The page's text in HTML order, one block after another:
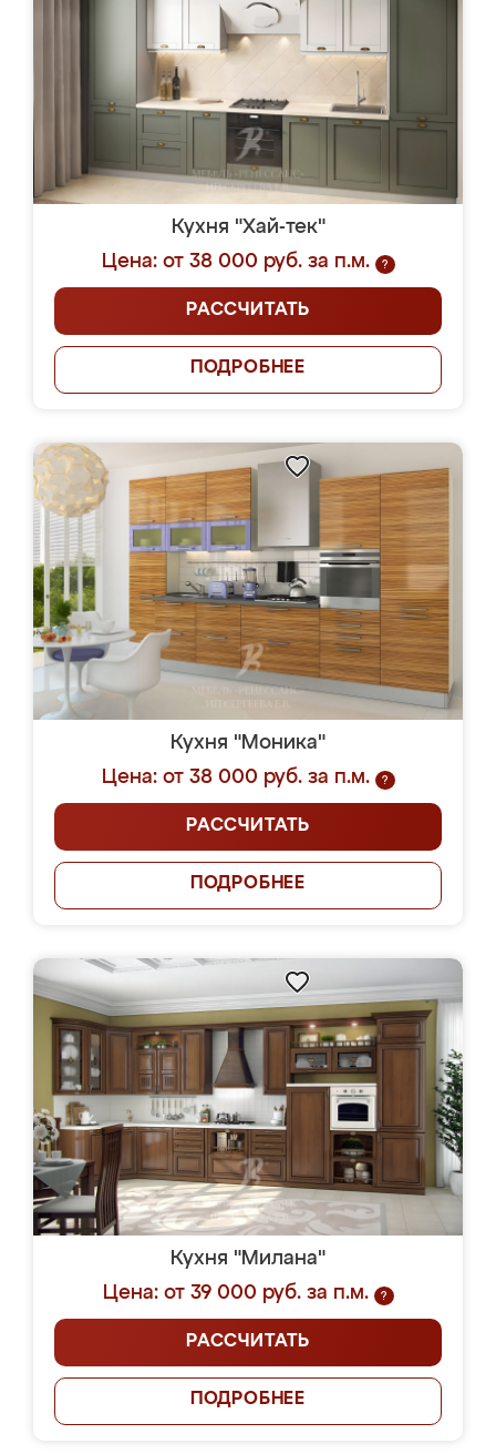
Кухня "Хай-тек"
Цена: от 38 000 руб. за п.м.
?
РАССЧИТАТЬ
ПОДРОБНЕЕ
Кухня "Моника"
Цена: от 38 000 руб. за п.м.
?
РАССЧИТАТЬ
ПОДРОБНЕЕ
Кухня "Милана"
Цена: от 39 000 руб. за п.м.
?
РАССЧИТАТЬ
ПОДРОБНЕЕ